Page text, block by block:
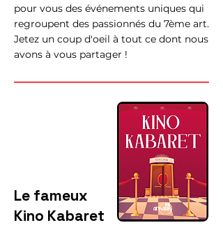
pour vous des événements uniques qui
regroupent des passionnés du 7ème art.
Jetez un coup d'oeil à tout ce dont nous
avons à vous partager !
Le fameux
Kino Kabaret